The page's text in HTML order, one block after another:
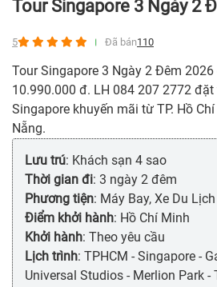
Tour Singapore 3 Ngày 2
5 Đã bán110
Tour Singapore 3 Ngày 2 Đêm
10.990.000 đ. LH 084 207 2772
Singapore khuyến mãi từ TP. Hồ
Nẵng.
Lưu trú: Khách sạn 4 sao
Thời gian đi: 3 ngày 2 đêm
Phương tiện: Máy Bay, Xe Du Lịch
Điểm khởi hành: Hồ Chí Minh
Khởi hành: Theo yêu cầu
Lịch trình: TPHCM - Singapore -
Universal Studios - Merlion Park -